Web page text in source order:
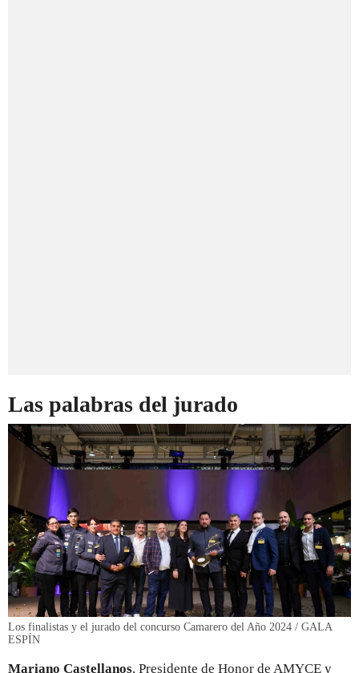
Las palabras del jurado
Los finalistas y el jurado del concurso Camarero del Año 2024 / GALA
ESPÍN
Mariano Castellanos, Presidente de Honor de AMYCE y